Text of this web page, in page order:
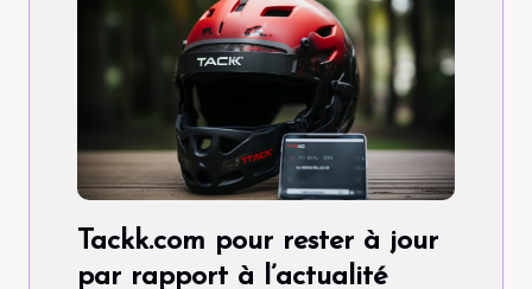
Tackk.com pour rester à jour
par rapport à l’actualité